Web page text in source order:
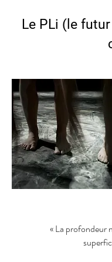
Le PLi (le
« La profondeur